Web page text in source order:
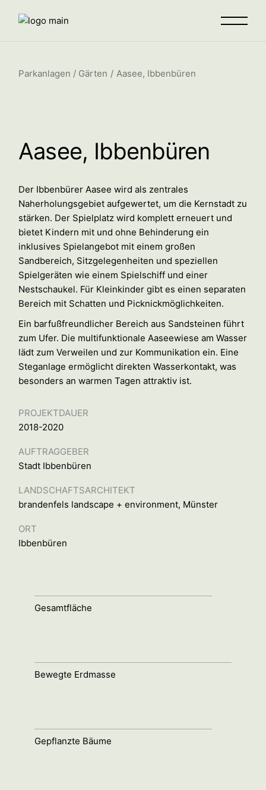
Parkanlagen / Gärten Aasee, Ibbenbüren
Aasee, Ibbenbüren
Der Ibbenbürer Aasee wird als zentrales
Naherholungsgebiet aufgewertet, um die Kernstadt zu
stärken. Der Spielplatz wird komplett erneuert und
bietet Kindern mit und ohne Behinderung ein
inklusives Spielangebot mit einem großen
Sandbereich, Sitzgelegenheiten und speziellen
Spielgeräten wie einem Spielschiff und einer
Nestschaukel. Für Kleinkinder gibt es einen separaten
Bereich mit Schatten und Picknickmöglichkeiten.
Ein barfußfreundlicher Bereich aus Sandsteinen führt
zum Ufer. Die multifunktionale Aaseewiese am Wasser
lädt zum Verweilen und zur Kommunikation ein. Eine
Steganlage ermöglicht direkten Wasserkontakt, was
besonders an warmen Tagen attraktiv ist.
PROJEKTDAUER
2018-2020
AUFTRAGGEBER
Stadt Ibbenbüren
LANDSCHAFTSARCHITEKT
brandenfels landscape + environment, Münster
ORT
Ibbenbüren
Gesamtfläche
Bewegte Erdmasse
Gepflanzte Bäume